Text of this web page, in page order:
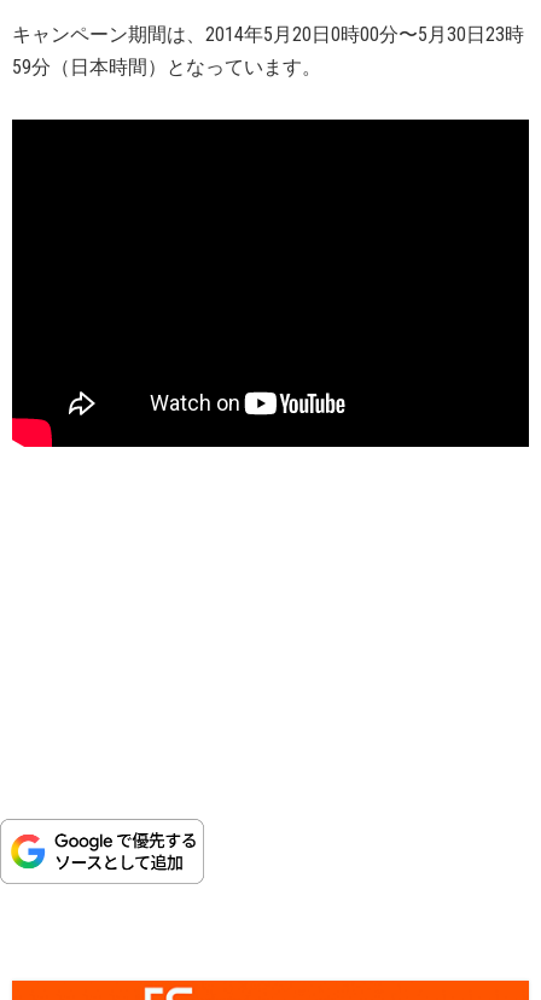
キャンペーン期間は、2014年5月20日0時00分〜5月30日23時
59分（日本時間）となっています。